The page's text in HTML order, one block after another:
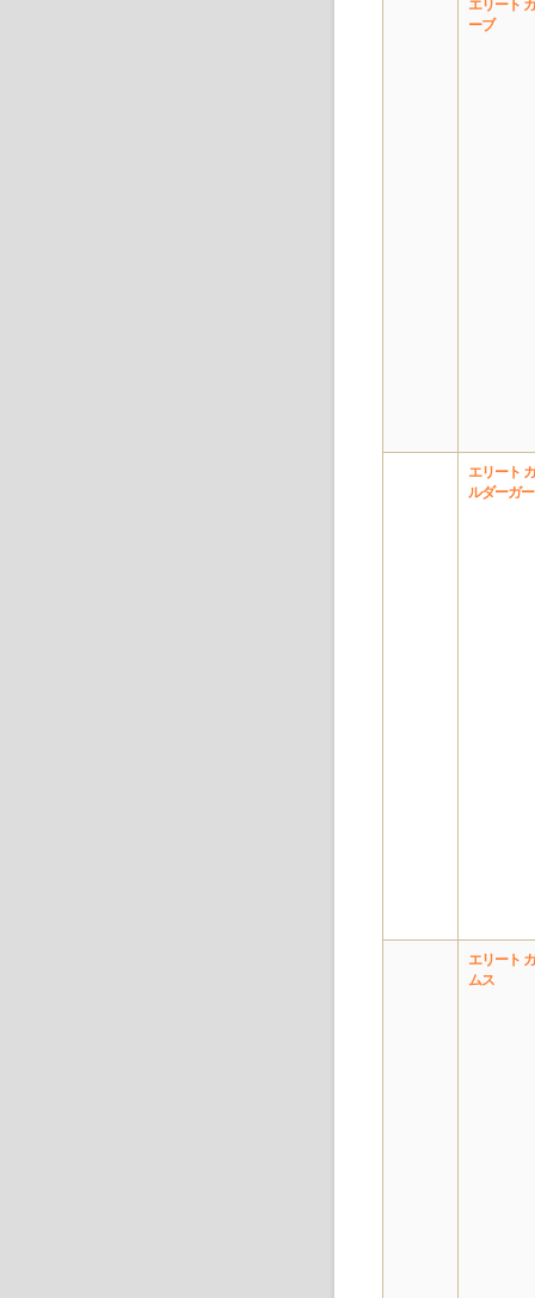
エリート
ーブ
エリート
ルダーガ
エリート
ムス